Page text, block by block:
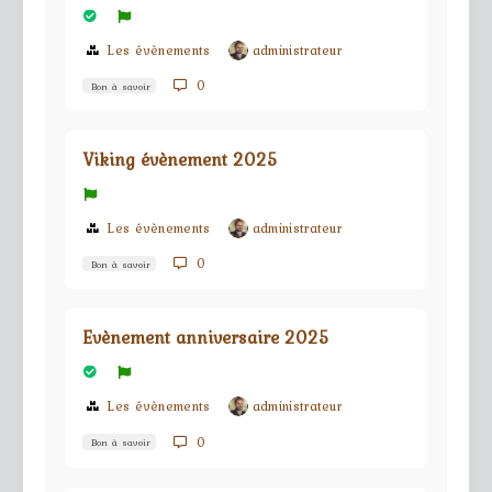
Les évènements administrateur
Bon à savoir 0
Viking évènement 2025
Les évènements administrateur
Bon à savoir 0
Evènement anniversaire 2025
Les évènements administrateur
Bon à savoir 0